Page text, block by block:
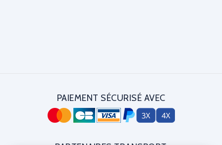
PAIEMENT SÉCURISÉ AVEC